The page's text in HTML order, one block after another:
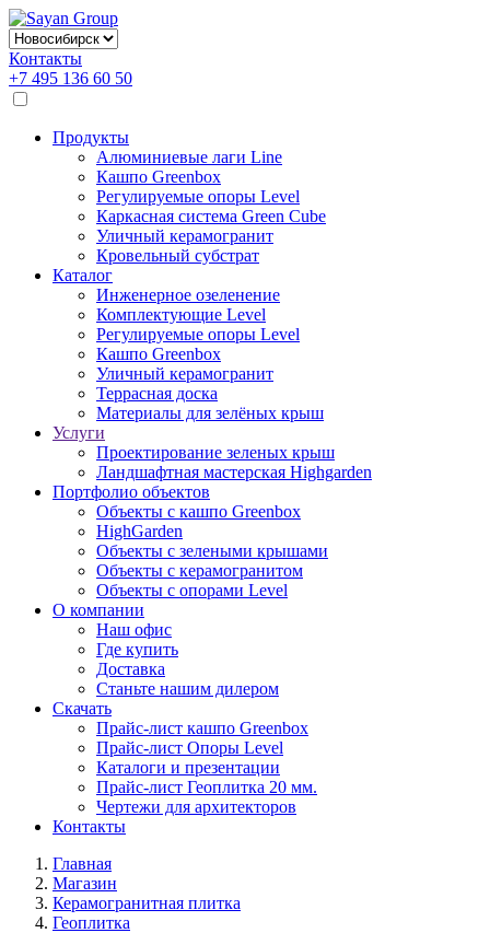
Контакты
+7 495 136 60 50
Продукты
Алюминиевые лаги Line
Кашпо Greenbox
Регулируемые опоры Level
Каркасная система Green Cube
Уличный керамогранит
Кровельный субстрат
Каталог
Инженерное озеленение
Комплектующие Level
Регулируемые опоры Level
Кашпо Greenbox
Уличный керамогранит
Террасная доска
Материалы для зелёных крыш
Услуги
Проектирование зеленых крыш
Ландшафтная мастерская Highgarden
Портфолио объектов
Объекты с кашпо Greenbox
HighGarden
Объекты с зелеными крышами
Объекты с керамогранитом
Объекты с опорами Level
О компании
Наш офис
Где купить
Доставка
Станьте нашим дилером
Скачать
Прайс-лист кашпо Greenbox
Прайс-лист Опоры Level
Каталоги и презентации
Прайс-лист Геоплитка 20 мм.
Чертежи для архитекторов
Контакты
Главная
Магазин
Керамогранитная плитка
Геоплитка